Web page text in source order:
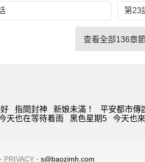
第23
查看全部136章節
指間封神 新娘未滿！ 平安都市傳
天也在等待着雨 黑色星期5 今天也
PRIVACY · s@baozimh.com